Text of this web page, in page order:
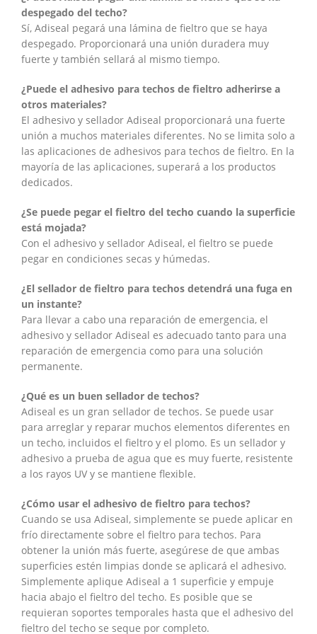
despegado del techo?
Sí, Adiseal pegará una lámina de fieltro que se haya
despegado. Proporcionará una unión duradera muy
fuerte y también sellará al mismo tiempo.
¿Puede el adhesivo para techos de fieltro adherirse a
otros materiales?
El adhesivo y sellador Adiseal proporcionará una fuerte
unión a muchos materiales diferentes. No se limita solo a
las aplicaciones de adhesivos para techos de fieltro. En la
mayoría de las aplicaciones, superará a los productos
dedicados.
¿Se puede pegar el fieltro del techo cuando la superficie
está mojada?
Con el adhesivo y sellador Adiseal, el fieltro se puede
pegar en condiciones secas y húmedas.
¿El sellador de fieltro para techos detendrá una fuga en
un instante?
Para llevar a cabo una reparación de emergencia, el
adhesivo y sellador Adiseal es adecuado tanto para una
reparación de emergencia como para una solución
permanente.
¿Qué es un buen sellador de techos?
Adiseal es un gran sellador de techos. Se puede usar
para arreglar y reparar muchos elementos diferentes en
un techo, incluidos el fieltro y el plomo. Es un sellador y
adhesivo a prueba de agua que es muy fuerte, resistente
a los rayos UV y se mantiene flexible.
¿Cómo usar el adhesivo de fieltro para techos?
Cuando se usa Adiseal, simplemente se puede aplicar en
frío directamente sobre el fieltro para techos. Para
obtener la unión más fuerte, asegúrese de que ambas
superficies estén limpias donde se aplicará el adhesivo.
Simplemente aplique Adiseal a 1 superficie y empuje
hacia abajo el fieltro del techo. Es posible que se
requieran soportes temporales hasta que el adhesivo del
fieltro del techo se seque por completo.